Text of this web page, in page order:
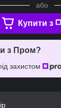
або
Купити з
з Пром?
захистом